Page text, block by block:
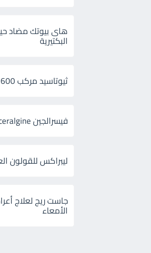
هاى بيوتك مضاد
البكتيرية
ثيوتاسيد مركب 600 و 300 لإلتهاب الأعصاب
فيسرالجين Visceralgine لآلام الجهاز الهضمى
ليبراكس للقولون
جاست ريج لعلاج
الأمعاء